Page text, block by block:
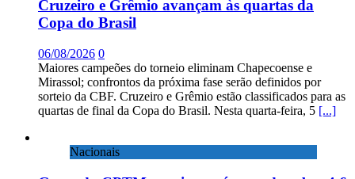
Cruzeiro e Grêmio avançam às quartas da
Copa do Brasil
06/08/2026 0
Maiores campeões do torneio eliminam Chapecoense e
Mirassol; confrontos da próxima fase serão definidos por
sorteio da CBF. Cruzeiro e Grêmio estão classificados para as
quartas de final da Copa do Brasil. Nesta quarta-feira, 5 [...]
Nacionais